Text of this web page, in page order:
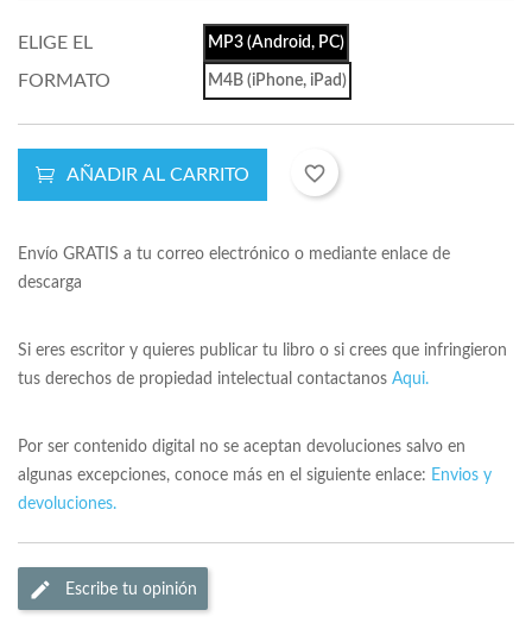
ELIGE EL
FORMATO
MP3 (Android, PC)
M4B (iPhone, iPad)
AÑADIR AL CARRITO favorite_border
Envío GRATIS a tu correo electrónico o mediante enlace de
descarga
Si eres escritor y quieres publicar tu libro o si crees que infringieron
tus derechos de propiedad intelectual contactanos Aqui.
Por ser contenido digital no se aceptan devoluciones salvo en
algunas excepciones, conoce más en el siguiente enlace: Envios y
devoluciones.
Escribe tu opinión